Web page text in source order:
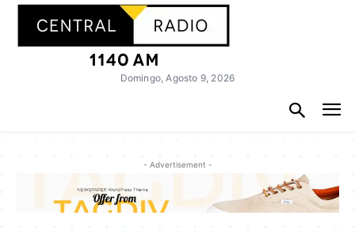
Domingo, Agosto 9, 2026
- Advertisement -